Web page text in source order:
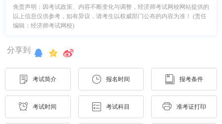
免责声明：因考试政策、内容不断变化与调整，经济师考试网校网站提供的
以上信息仅供参考，如有异议，请考生以权威部门公布的内容为准！ (责任
编辑：经济师考试网校)
分享到
考试简介 报名时间 报考条件
考试时间 考试科目 准考证打印